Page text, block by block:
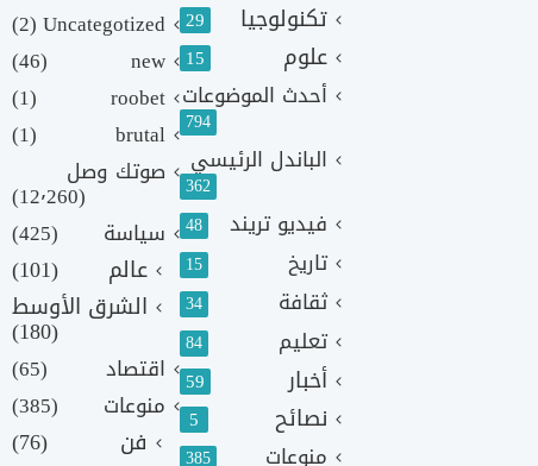
تكنولوجيا 29
علوم 15
أحدث الموضوعات
794
الباندل الرئيسي
362
فيديو تريند 48
تاريخ 15
ثقافة 34
تعليم 84
أخبار 59
نصائح 5
منوعات 385
Uncategotized
(2)
new
(46)
roobet
(1)
brutal
(1)
صوتك وصل
(12٬260)
سياسة
(425)
عالم
(101)
الشرق الأوسط
(180)
اقتصاد
(65)
منوعات
(385)
فن
(76)